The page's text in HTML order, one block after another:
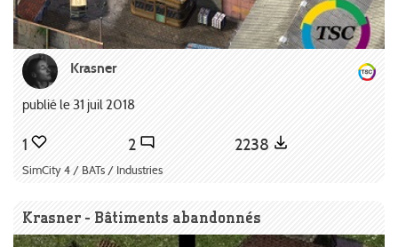
Krasner
publié le 31 juil 2018
1 2 2238
SimCity 4 / BATs / Industries
Krasner - Bâtiments abandonnés